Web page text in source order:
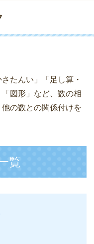
たんい」「足し算・
図形」など、数の相
の数との関係付けを
覧